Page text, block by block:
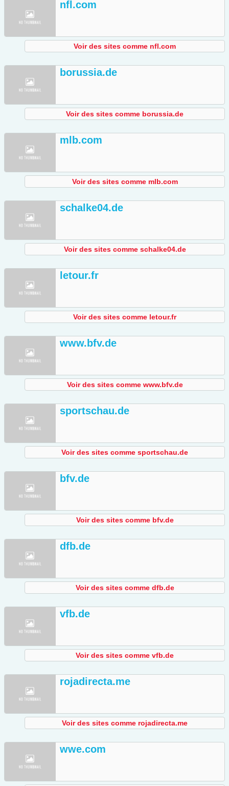
nfl.com
Voir des sites comme nfl.com
borussia.de
Voir des sites comme borussia.de
mlb.com
Voir des sites comme mlb.com
schalke04.de
Voir des sites comme schalke04.de
letour.fr
Voir des sites comme letour.fr
www.bfv.de
Voir des sites comme www.bfv.de
sportschau.de
Voir des sites comme sportschau.de
bfv.de
Voir des sites comme bfv.de
dfb.de
Voir des sites comme dfb.de
vfb.de
Voir des sites comme vfb.de
rojadirecta.me
Voir des sites comme rojadirecta.me
wwe.com